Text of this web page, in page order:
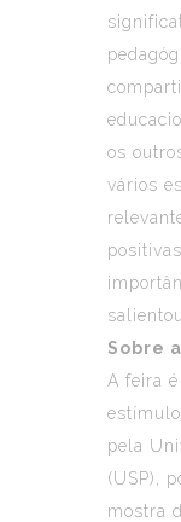
os
vários
salientou.
Sobre
A feira
pela
(USP),
mostra